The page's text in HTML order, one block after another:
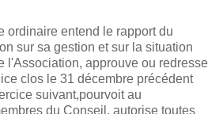
ordinaire entend le rapport du
sur sa gestion et sur la situation
l'Association, approuve ou redresse
clos le 31 décembre précédent
suivant,pourvoit au
du Conseil, autorise toutes